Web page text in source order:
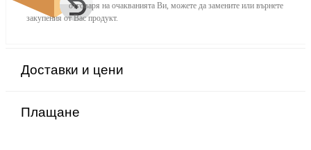
отговаря на очакванията Ви, можете да замените или върнете
закупения от Вас продукт.
Доставки и цени
Плащане